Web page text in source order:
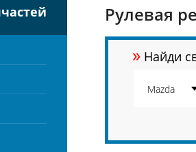
Рулевая
» Найди